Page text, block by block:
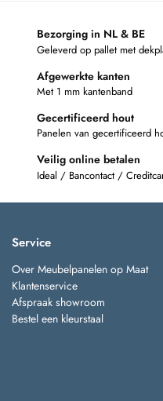
Bezorging in NL & BE
Geleverd op pallet met
Afgewerkte kanten
Met 1 mm kantenband
Gecertificeerd hout
Panelen van gecertificeerd
Veilig online betalen
Ideal / Bancontact /
Service
Over Meubelpanelen op Maat
Klantenservice
Afspraak showroom
Bestel een kleurstaal